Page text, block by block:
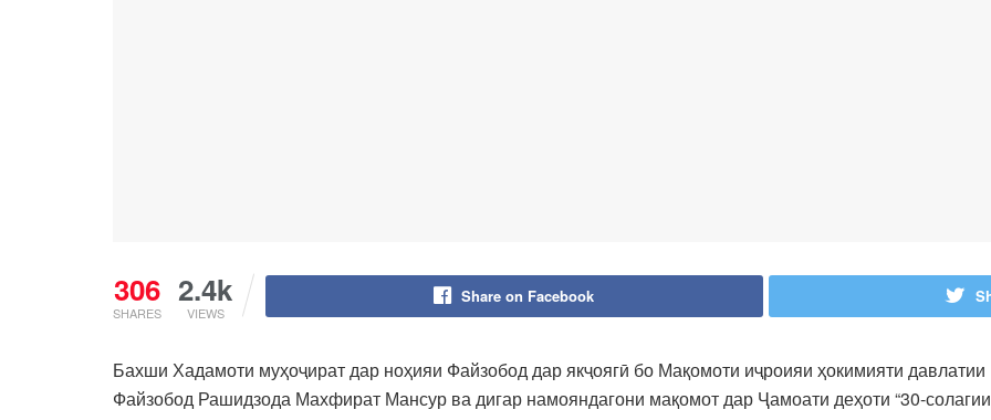
306
SHARES
2.4k
VIEWS
Share on Facebook
Бахши Хадамоти муҳоҷират дар ноҳияи Файзобод дар якҷоягӣ бо Мақомоти иҷроияи ҳокимияти
Файзобод Рашидзода Махфират Мансур ва дигар намояндагони мақомот дар Ҷамоати деҳоти “30-